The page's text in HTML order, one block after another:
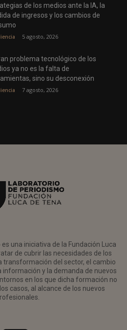
de los medios ante la IA, la
de ingresos y los cambios de
5 agosto, 2026
problema tecnológico de los
ya no es la falta de
sino su desconexión
7 agosto, 2026
una iniciativa de la Fundación Luca
de cubrir las necesidades de los
transformación del sector, el cambio
información y la demanda de nuevos
en los que dicha formación no
casos, al alcance de los nuevos